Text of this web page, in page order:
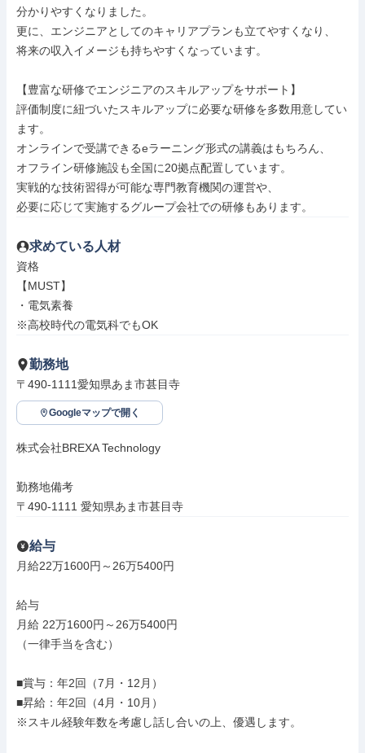
分かりやすくなりました。
更に、エンジニアとしてのキャリアプランも立てやすくなり、
将来の収入イメージも持ちやすくなっています。
【豊富な研修でエンジニアのスキルアップをサポート】
評価制度に紐づいたスキルアップに必要な研修を多数用意してい
ます。
オンラインで受講できるeラーニング形式の講義はもちろん、
オフライン研修施設も全国に20拠点配置しています。
実戦的な技術習得が可能な専門教育機関の運営や、
必要に応じて実施するグループ会社での研修もあります。
求めている人材
資格
【MUST】
・電気素養
※高校時代の電気科でもOK
勤務地
〒490-1111愛知県あま市甚目寺
Googleマップで開く
株式会社BREXA Technology
勤務地備考
〒490-1111 愛知県あま市甚目寺
給与
月給22万1600円～26万5400円
給与
月給 22万1600円～26万5400円
（一律手当を含む）
■賞与：年2回（7月・12月）
■昇給：年2回（4月・10月）
※スキル経験年数を考慮し話し合いの上、優遇します。